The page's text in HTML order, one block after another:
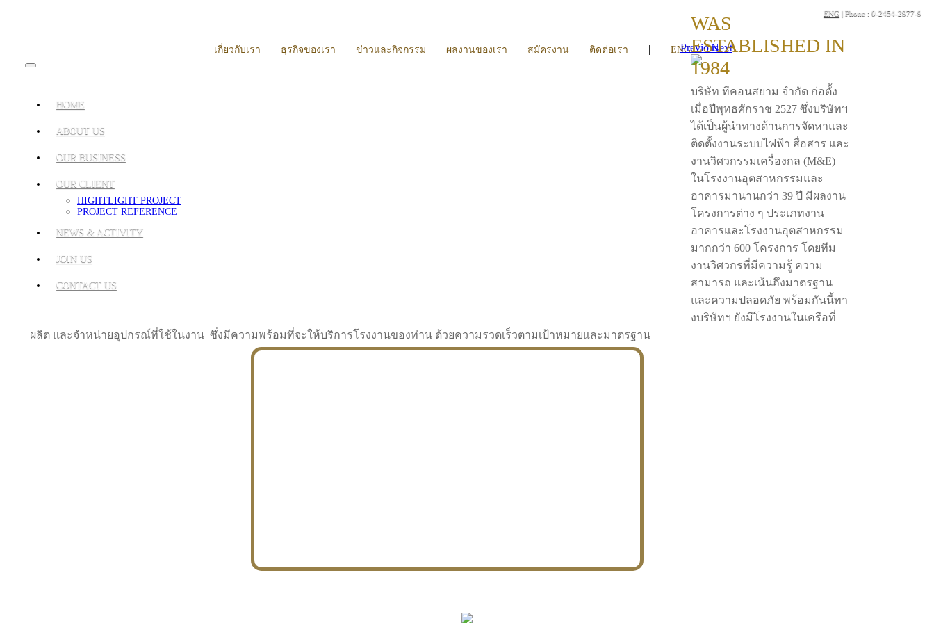
ENG | Phone : 0-2454-2977-9
เกี่ยวกับเรา ธุรกิจของเรา ข่าวและกิจกรรม ผลงานของเรา สมัครงาน ติดต่อเรา | ENG
HOME
ABOUT US
OUR BUSINESS
OUR CLIENT
HIGHTLIGHT PROJECT
PROJECT REFERENCE
NEWS & ACTIVITY
JOIN US
CONTACT US
PreviousNext
WAS
ESTABLISHED IN
1984
บริษัท ทีคอนสยาม จำกัด ก่อตั้ง
เมื่อปีพุทธศักราช 2527 ซึ่งบริษัทฯ
ได้เป็นผู้นำทางด้านการจัดหาและ
ติดตั้งงานระบบไฟฟ้า สื่อสาร และ
งานวิศวกรรมเครื่องกล (M&E)
ในโรงงานอุตสาหกรรมและ
อาคารมานานกว่า 39 ปี มีผลงาน
โครงการต่าง ๆ ประเภทงาน
อาคารและโรงงานอุตสาหกรรม
มากกว่า 600 โครงการ โดยทีม
งานวิศวกรที่มีความรู้ ความ
สามารถ และเน้นถึงมาตรฐาน
และความปลอดภัย พร้อมกันนี้ทา
งบริษัทฯ ยังมีโรงงานในเครือที่
ผลิต และจำหน่ายอุปกรณ์ที่ใช้ในงาน ซึ่งมีความพร้อมที่จะให้บริการโรงงานของท่าน ด้วยความรวดเร็วตามเป้าหมายและมาตรฐาน